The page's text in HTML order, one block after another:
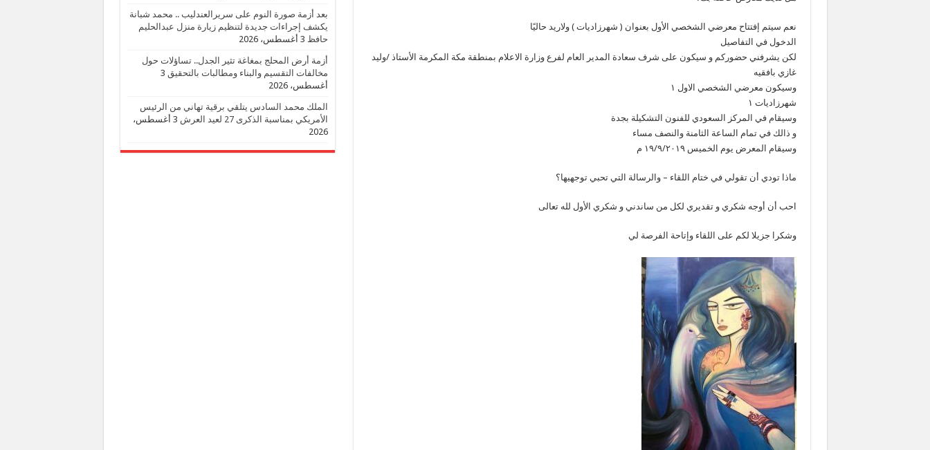
نعم سيتم إفتتاح معرضي الشخصي الأول بعنوان ( شهرزاديات ) ولاريد حاليًا
الدخول في التفاصيل
لكن يشرفني حضوركم و سيكون على شرف سعادة المدير العام لفرع وزارة الاعلام بمنطقة مكة المكرمة الأستاذ /وليد
غازي بافقيه
وسيكون معرضي الشخصي الاول ١
شهرزاديات ١
وسيقام في المركز السعودي للفنون التشكيلة بجدة
و ذالك في تمام الساعة الثامنة والنصف مساء
وسيقام المعرض يوم الخميس ١٩/٩/٢٠١٩ م
ماذا تودي أن تقولي في ختام اللقاء – والرسالة التي تحبي توجهيها؟
احب أن أوجه شكري و تقديري لكل من ساندني و شكري الأول لله تعالى
وشكرا جزيلا لكم على اللقاء وإتاحة الفرصة لي
بعد أزمة صورة النوم على سريرالعندليب .. محمد شبانة
يكشف إجراءات جديدة لتنظيم زيارة منزل عبدالحليم
حافظ 3 أغسطس، 2026
أزمة أرض المحلج بمغاغة تثير الجدل.. تساؤلات حول
مخالفات التقسيم والبناء ومطالبات بالتحقيق 3
أغسطس، 2026
الملك محمد السادس يتلقي برقية تهاني من الرئيس
الأمريكي بمناسبة الذكرى 27 لعيد العرش
3 أغسطس،
2026